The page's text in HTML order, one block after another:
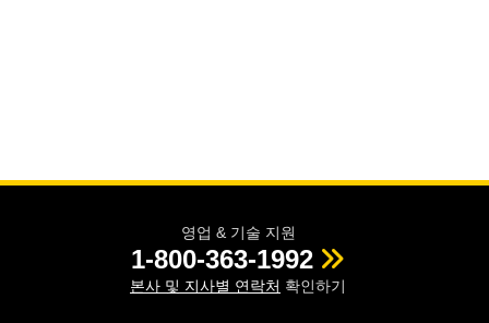
영업 & 기술 지원
1-800-363-1992
본사 및 지사별 연락처 확인하기